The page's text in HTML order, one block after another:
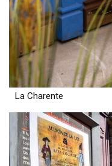
La Charente